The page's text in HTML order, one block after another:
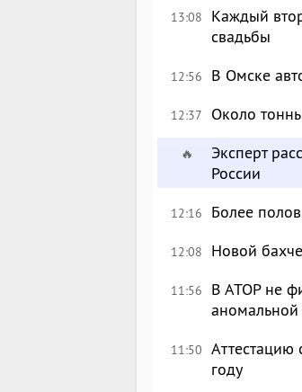
13:08
Каждый
свадьбы
12:56 В Омске
12:37 Около
🔥
Эксперт
России
12:16 Более
12:08 Новой
11:56
В АТОР не
11:50 Аттестацию
году